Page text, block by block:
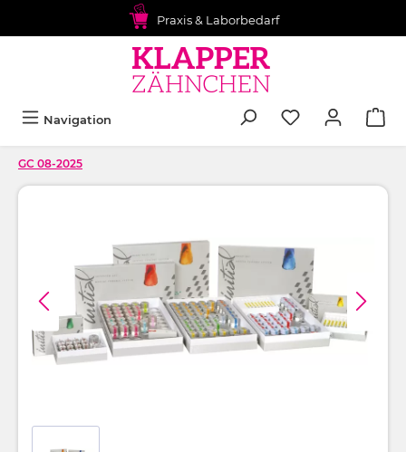
Praxis & Laborbedarf
Navigation
GC 08-2025